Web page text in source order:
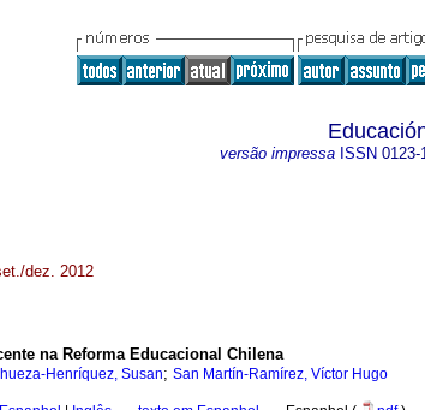
versão impressa ISSN 0123-
dez. 2012
na Reforma Educacional Chilena
Henríquez, Susan; San Martín-Ramírez, Víctor Hugo